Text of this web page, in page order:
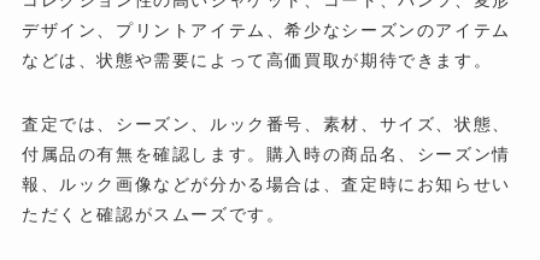
デザイン、プリントアイテム、希少なシーズンのアイテム
などは、状態や需要によって高価買取が期待できます。
査定では、シーズン、ルック番号、素材、サイズ、状態、
付属品の有無を確認します。購入時の商品名、シーズン情
報、ルック画像などが分かる場合は、査定時にお知らせい
ただくと確認がスムーズです。